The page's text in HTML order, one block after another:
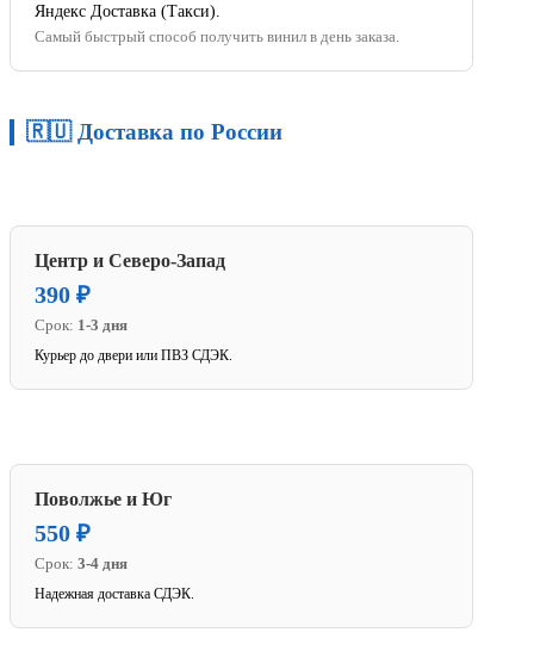
Яндекс Доставка (Такси).
Самый быстрый способ получить винил в день заказа.
🇷🇺 Доставка по России
Центр и Северо-Запад
390 ₽
Срок: 1-3 дня
Курьер до двери или ПВЗ СДЭК.
Поволжье и Юг
550 ₽
Срок: 3-4 дня
Надежная доставка СДЭК.